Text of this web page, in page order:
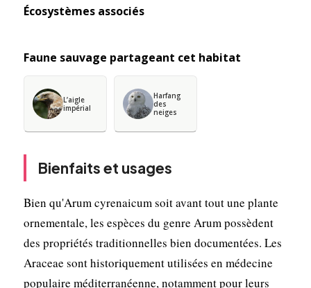
Écosystèmes associés
Faune sauvage partageant cet habitat
L’aigle
impérial
Harfang
des
neiges
Bienfaits et usages
Bien qu'Arum cyrenaicum soit avant tout une plante
ornementale, les espèces du genre Arum possèdent
des propriétés traditionnelles bien documentées. Les
Araceae sont historiquement utilisées en médecine
populaire méditerranéenne, notamment pour leurs